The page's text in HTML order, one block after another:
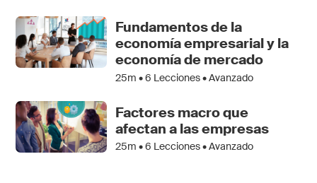
Fundamentos de la
economía empresarial y la
economía de mercado
25m •6 Lecciones • Avanzado
Factores macro que
afectan a las empresas
25m •6 Lecciones • Avanzado